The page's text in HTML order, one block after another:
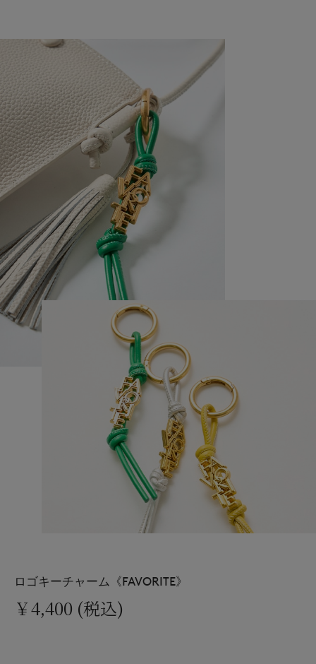
ロゴキーチャーム《FAVORITE》
￥4,400 (税込)